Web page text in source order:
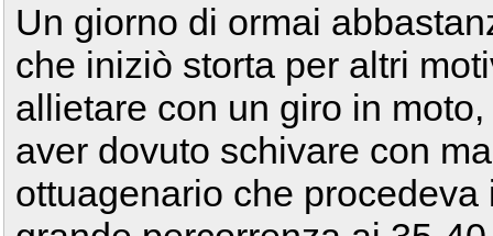
Un giorno di ormai
che iniziò storta per altri
allietare con un giro in
aver dovuto schivare con
ottuagenario che